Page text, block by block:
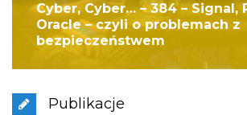
Cyber, Cyber… – 384 – Signal,
Oracle – czyli o problemach z
bezpieczeństwem
Publikacje